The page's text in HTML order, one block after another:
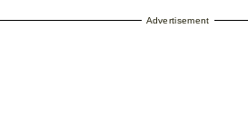
Advertisement